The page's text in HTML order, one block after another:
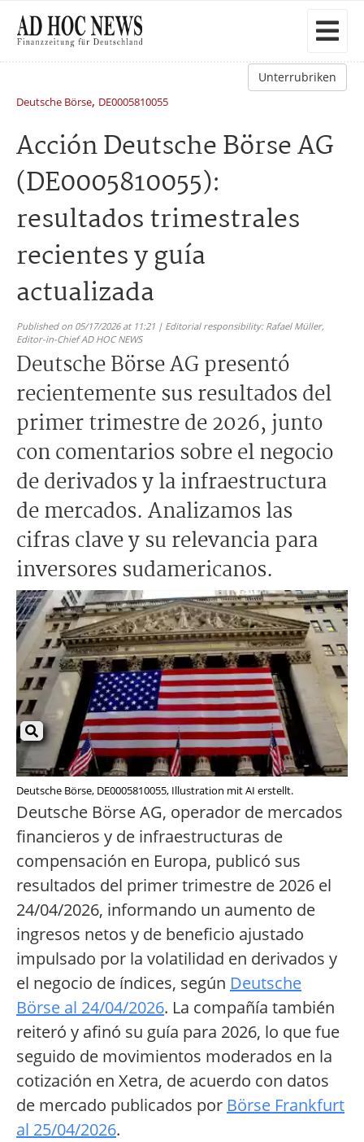
Unterrubriken
Deutsche Börse, DE0005810055
Acción Deutsche Börse AG
(DE0005810055):
resultados trimestrales
recientes y guía
actualizada
Published on 05/17/2026 at 11:21 | Editorial responsibility: Rafael Müller,
Editor-in-Chief AD HOC NEWS
Deutsche Börse AG presentó
recientemente sus resultados del
primer trimestre de 2026, junto
con comentarios sobre el negocio
de derivados y la infraestructura
de mercados. Analizamos las
cifras clave y su relevancia para
inversores sudamericanos.
Deutsche Börse, DE0005810055, Illustration mit AI erstellt.
Deutsche Börse AG, operador de mercados
financieros y de infraestructuras de
compensación en Europa, publicó sus
resultados del primer trimestre de 2026 el
24/04/2026, informando un aumento de
ingresos netos y de beneficio ajustado
impulsado por la volatilidad en derivados y
el negocio de índices, según Deutsche
Börse al 24/04/2026. La compañía también
reiteró y afinó su guía para 2026, lo que fue
seguido de movimientos moderados en la
cotización en Xetra, de acuerdo con datos
de mercado publicados por Börse Frankfurt
al 25/04/2026.